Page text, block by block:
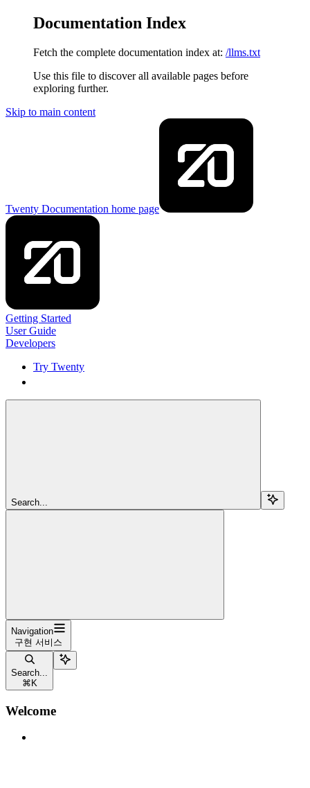
Documentation Index
Fetch the complete documentation index at: /llms.txt
Use this file to discover all available pages before
exploring further.
Skip to main content
Twenty Documentation home page
Getting Started
User Guide
Developers
Try Twenty
Search...
Navigation
구현 서비스
Search...
⌘ K
Welcome